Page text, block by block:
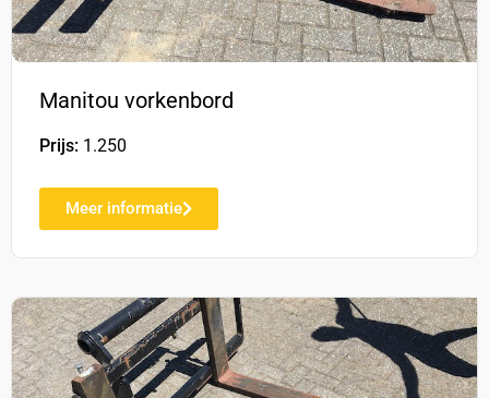
Manitou vorkenbord
Prijs: 1.250
Meer informatie